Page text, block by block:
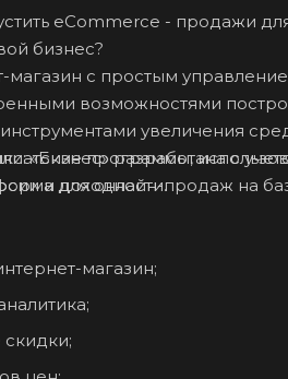
eCommerce - продажи
бизнес?
магазин с простым
возможностями
увеличения
программы,
для онлайн-продаж на
«Бизнес» разработана с
и доходности.
магазин;